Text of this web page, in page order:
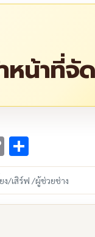
หน้าที่
Copy
Link
ง/เสิร์ฟ /ผู้ช่วยช่าง